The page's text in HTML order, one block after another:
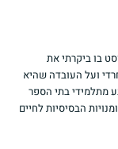
בו ביקרתי את
ועל העובדה שהיא
מתלמידי בתי הספר
הבסיסיות לחיים